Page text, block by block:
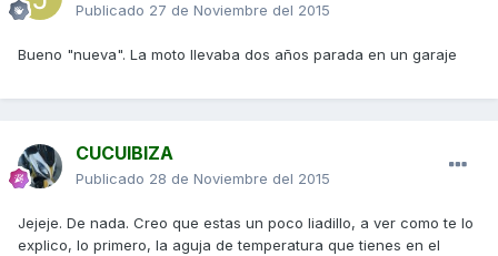
Publicado 27 de Noviembre del 2015
Bueno "nueva". La moto llevaba dos años parada en un garaje
CUCUIBIZA
Publicado 28 de Noviembre del 2015
Jejeje. De nada. Creo que estas un poco liadillo, a ver como te lo
explico, lo primero, la aguja de temperatura que tienes en el